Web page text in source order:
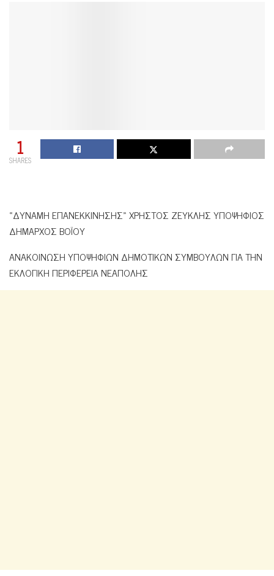
1
SHARES
«ΔΥΝΑΜΗ ΕΠΑΝΕΚΚΙΝΗΣΗΣ» ΧΡΗΣΤΟΣ ΖΕΥΚΛΗΣ ΥΠΟΨΗΦΙΟΣ
ΔΗΜΑΡΧΟΣ ΒΟΪΟΥ
ΑΝΑΚΟΙΝΩΣΗ ΥΠΟΨΗΦΙΩΝ ΔΗΜΟΤΙΚΩΝ ΣΥΜΒΟΥΛΩΝ ΓΙΑ ΤΗΝ
ΕΚΛΟΓΙΚΗ ΠΕΡΙΦΕΡΕΙΑ ΝΕΑΠΟΛΗΣ